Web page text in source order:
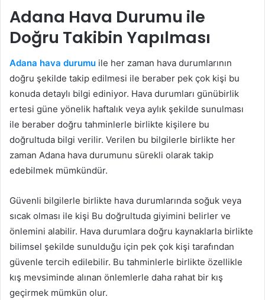
Adana Hava Durumu ile
Doğru Takibin Yapılması
Adana hava durumu ile her zaman hava durumlarının
doğru şekilde takip edilmesi ile beraber pek çok kişi bu
konuda detaylı bilgi ediniyor. Hava durumları günübirlik
ertesi güne yönelik haftalık veya aylık şekilde sunulması
ile beraber doğru tahminlerle birlikte kişilere bu
doğrultuda bilgi verilir. Verilen bu bilgilerle birlikte her
zaman Adana hava durumunu sürekli olarak takip
edebilmek mümkündür.
Güvenli bilgilerle birlikte hava durumlarında soğuk veya
sıcak olması ile kişi Bu doğrultuda giyimini belirler ve
önlemini alabilir. Hava durumlara doğru kaynaklarla birlikte
bilimsel şekilde sunulduğu için pek çok kişi tarafından
güvenle tercih edilebilir. Bu tahminlerle birlikte özellikle
kış mevsiminde alınan önlemlerle daha rahat bir kış
geçirmek mümkün olur.